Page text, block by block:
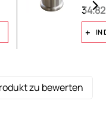
IN
zu bewerten